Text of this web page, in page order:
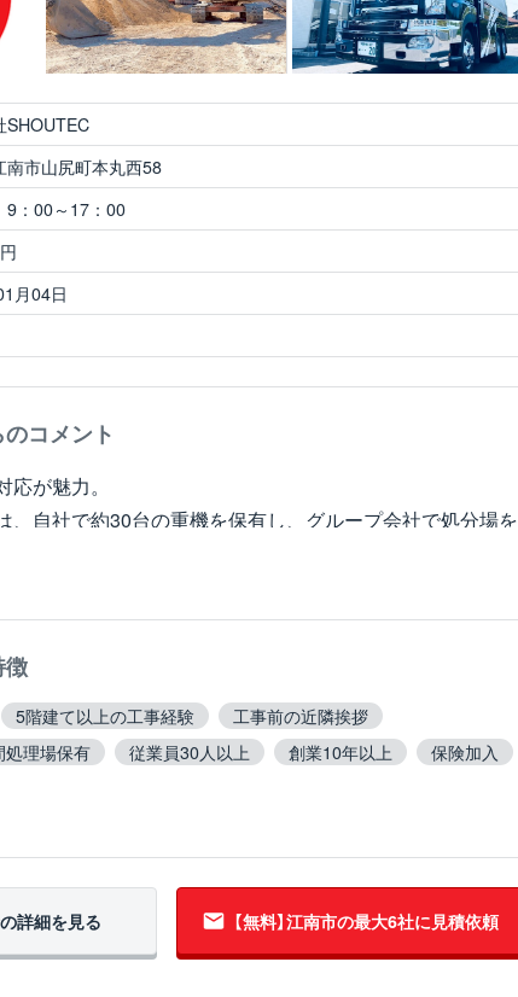
SHOUTEC
南市山尻町本丸西58
：00～17：00
月04日
コメント
が魅力。
、自社で約30台の重機を保有し、グループ会社で処分場を
のように自社で設備が整っていることで、費用削減と工期
断られましたが、受けていただけたので助かったです」と
相談してみてはいかがでしょうか。
徴
5階建て以上の工事経験
工事前の近隣挨拶
処理場保有 従業員30人以上 創業10年以上
保険加入
上無違反
詳細を見る 【無料】江南市の最大6社に見積依頼